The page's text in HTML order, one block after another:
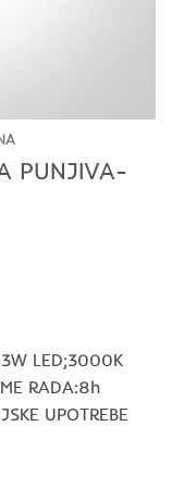
PUNJIVA-
3W LED;3000K
RADA:8h
UPOTREBE